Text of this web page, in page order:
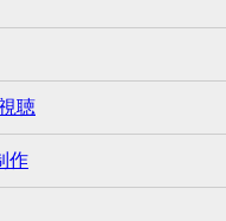
聴
作